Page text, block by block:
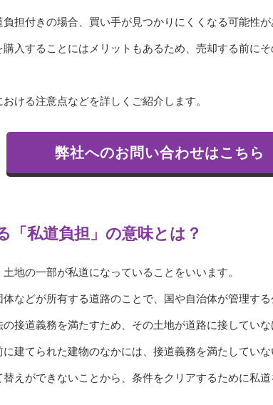
担付きの場合、買い手が見つかりにくくなる可能性が
入することにはメリットもあるため、売却する前に
ける注意点などを詳しくご紹介します。
弊社へのお問い合わせはこちら
「私道負担」の意味とは？
地の一部が私道になっていることをいいます。
などが所有する道路のことで、国や自治体が管理する
接道義務を満たすため、その土地が道路に接してい
建てられた建物のなかには、接道義務を満たしてい
えができないことから、条件をクリアするために私